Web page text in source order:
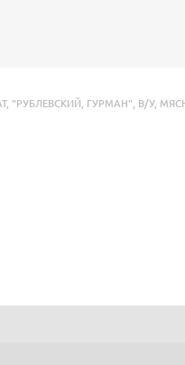
, "РУБЛЕВСКИЙ ГУРМАН" В/У,